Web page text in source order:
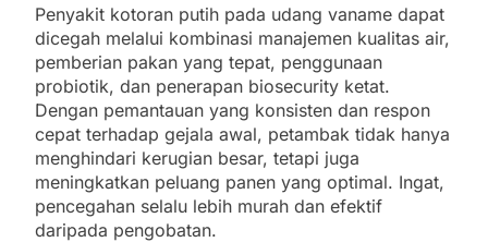
Penyakit kotoran putih pada udang vaname dapat
dicegah melalui kombinasi manajemen kualitas air,
pemberian pakan yang tepat, penggunaan
probiotik, dan penerapan biosecurity ketat.
Dengan pemantauan yang konsisten dan respon
cepat terhadap gejala awal, petambak tidak hanya
menghindari kerugian besar, tetapi juga
meningkatkan peluang panen yang optimal. Ingat,
pencegahan selalu lebih murah dan efektif
daripada pengobatan.